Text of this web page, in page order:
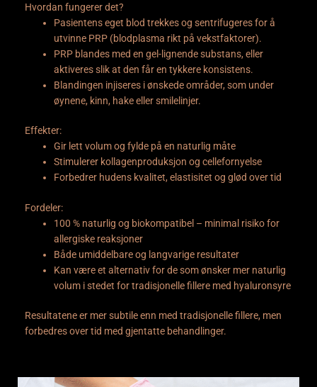
Hvordan fungerer det?
Pasientens eget blod trekkes og sentrifugeres for å
utvinne PRP (blodplasma rikt på vekstfaktorer).
PRP blandes med en gel-lignende substans, eller
aktiveres slik at den får en tykkere konsistens.
Blandingen injiseres i ønskede områder, som under
øynene, kinn, hake eller smilelinjer.
Effekter:
Gir lett volum og fylde på en naturlig måte
Stimulerer kollagenproduksjon og cellefornyelse
Forbedrer hudens kvalitet, elastisitet og glød over tid
Fordeler:
100 % naturlig og biokompatibel – minimal risiko for
allergiske reaksjoner
Både umiddelbare og langvarige resultater
Kan være et alternativ for de som ønsker mer naturlig
volum i stedet for tradisjonelle fillere med hyaluronsyre
Resultatene er mer subtile enn med tradisjonelle fillere, men
forbedres over tid med gjentatte behandlinger.